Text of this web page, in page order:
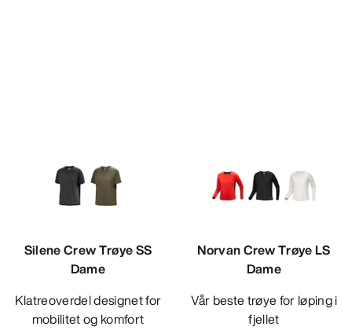
Silene Crew Trøye SS
Dame
Klatreoverdel designet for
mobilitet og komfort
Norvan Crew Trøye LS
Dame
Vår beste trøye for løping i
fjellet